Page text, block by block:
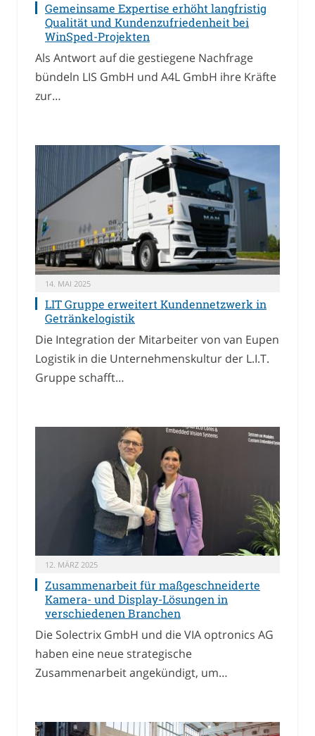
Gemeinsame Expertise erhöht langfristig
Qualität und Kundenzufriedenheit bei
WinSped-Projekten
Als Antwort auf die gestiegene Nachfrage
bündeln LIS GmbH und A4L GmbH ihre Kräfte
zur…
14. MAI 2025
LIT Gruppe erweitert Kundennetzwerk in
Getränkelogistik
Die Integration der Mitarbeiter von van Eupen
Logistik in die Unternehmenskultur der L.I.T.
Gruppe schafft…
12. MÄRZ 2025
Zusammenarbeit für maßgeschneiderte
Kamera- und Display-Lösungen in
verschiedenen Branchen
Die Solectrix GmbH und die VIA optronics AG
haben eine neue strategische
Zusammenarbeit angekündigt, um…